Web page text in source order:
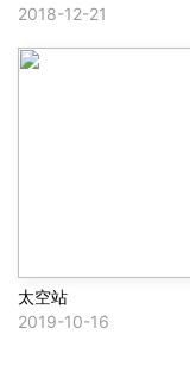
2018-12-21
太空站
2019-10-16